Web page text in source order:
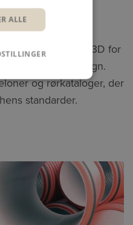
PIPE
Autodesk Civil 3D for
projektdesign.
og rørkataloger, der
standarder.
ALLE